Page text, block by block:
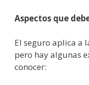
Aspectos que
El seguro aplica a
pero hay algunas
conocer: